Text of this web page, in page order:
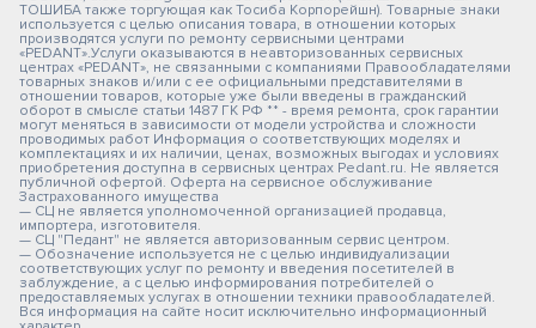
ТОШИБА также торгующая как Тосиба Корпорейшн). Товарные знаки
используется с целью описания товара, в отношении которых
производятся услуги по ремонту сервисными центрами
«PEDANT».Услуги оказываются в неавторизованных сервисных
центрах «PEDANT», не связанными с компаниями Правообладателями
товарных знаков и/или с ее официальными представителями в
отношении товаров, которые уже были введены в гражданский
оборот в смысле статьи 1487 ГК РФ ** - время ремонта, срок гарантии
могут меняться в зависимости от модели устройства и сложности
проводимых работ Информация о соответствующих моделях и
комплектациях и их наличии, ценах, возможных выгодах и условиях
приобретения доступна в сервисных центрах Pedant.ru. Не является
публичной офертой. Оферта на сервисное обслуживание
Застрахованного имущества
— СЦ не является уполномоченной организацией продавца,
импортера, изготовителя.
— СЦ "Педант" не является авторизованным сервис центром.
— Обозначение используется не с целью индивидуализации
соответствующих услуг по ремонту и введения посетителей в
заблуждение, а с целью информирования потребителей о
предоставляемых услугах в отношении техники правообладателей.
Вся информация на сайте носит исключительно информационный